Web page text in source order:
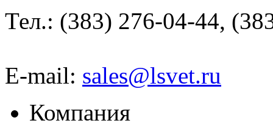
Тел.: (383) 276-04-44,
E-mail: sales@lsvet.ru
Компания